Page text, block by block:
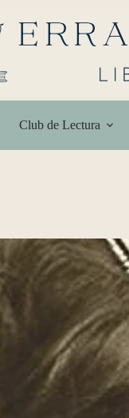
Club de Lectura